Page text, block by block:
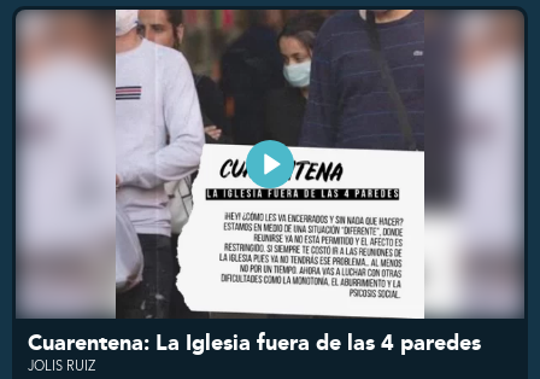
Cuarentena: La Iglesia fuera de las 4 paredes
JOLIS RUIZ